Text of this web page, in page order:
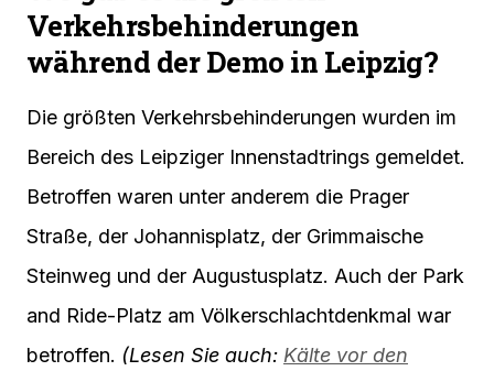
Verkehrsbehinderungen
während der Demo in Leipzig?
Die größten Verkehrsbehinderungen wurden im
Bereich des Leipziger Innenstadtrings gemeldet.
Betroffen waren unter anderem die Prager
Straße, der Johannisplatz, der Grimmaische
Steinweg und der Augustusplatz. Auch der Park
and Ride-Platz am Völkerschlachtdenkmal war
betroffen. (Lesen Sie auch: Kälte vor den